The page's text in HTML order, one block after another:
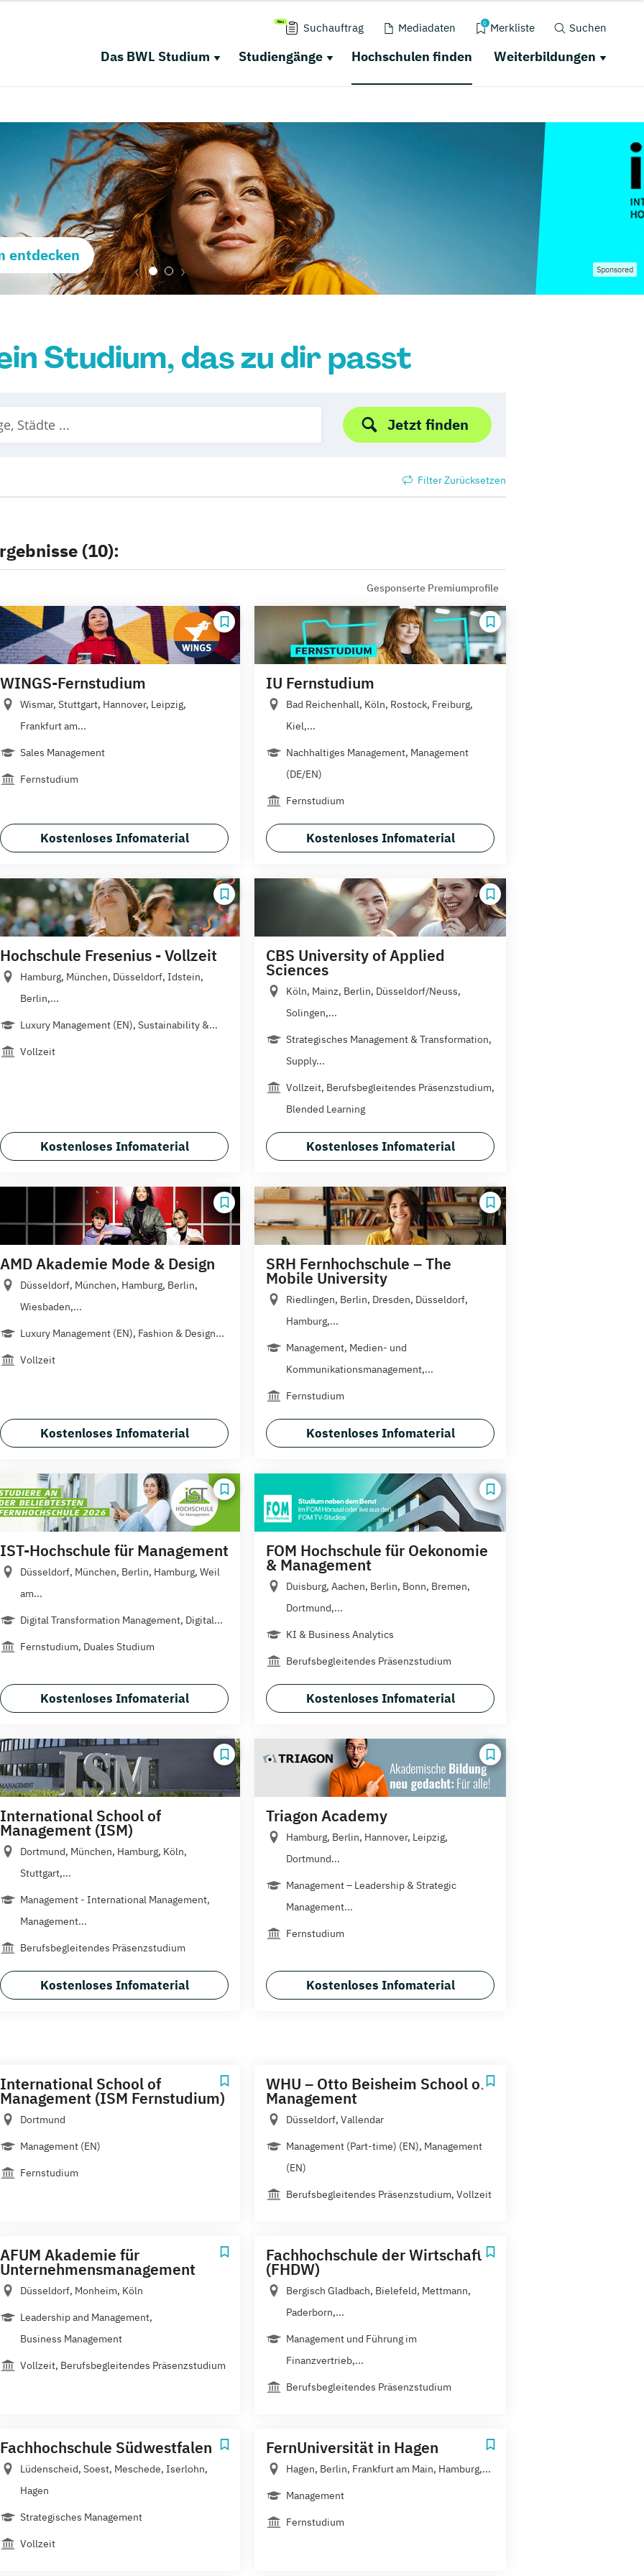
Suchauftrag Mediadaten 0 Merkliste Suchen
Das BWL Studium Studiengänge Hochschulen finden Weiterbildungen
entdecken
Sponsored
Studium, das zu dir passt
Jetzt finden
Filter Zurücksetzen
(10):
Gesponserte Premiumprofile
WINGS-Fernstudium
Wismar, Stuttgart, Hannover, Leipzig,
Frankfurt am...
Sales Management
Fernstudium
Kostenloses Infomaterial
IU Fernstudium
Bad Reichenhall, Köln, Rostock, Freiburg,
Kiel,...
Nachhaltiges Management, Management
(DE/EN)
Fernstudium
Kostenloses Infomaterial
Hochschule Fresenius - Vollzeit
Hamburg, München, Düsseldorf, Idstein,
Berlin,...
Luxury Management (EN), Sustainability &...
Vollzeit
Kostenloses Infomaterial
CBS University of Applied
Sciences
Köln, Mainz, Berlin, Düsseldorf/Neuss,
Solingen,...
Strategisches Management & Transformation,
Supply...
Vollzeit, Berufsbegleitendes Präsenzstudium,
Blended Learning
Kostenloses Infomaterial
AMD Akademie Mode & Design
Düsseldorf, München, Hamburg, Berlin,
Wiesbaden,...
Luxury Management (EN), Fashion & Design...
Vollzeit
Kostenloses Infomaterial
SRH Fernhochschule – The
Mobile University
Riedlingen, Berlin, Dresden, Düsseldorf,
Hamburg,...
Management, Medien- und
Kommunikationsmanagement,...
Fernstudium
Kostenloses Infomaterial
IST-Hochschule für Management
Düsseldorf, München, Berlin, Hamburg, Weil
am...
Digital Transformation Management, Digital...
Fernstudium, Duales Studium
Kostenloses Infomaterial
FOM Hochschule für Oekonomie
& Management
Duisburg, Aachen, Berlin, Bonn, Bremen,
Dortmund,...
KI & Business Analytics
Berufsbegleitendes Präsenzstudium
Kostenloses Infomaterial
International School of
Management (ISM)
Dortmund, München, Hamburg, Köln,
Stuttgart,...
Management - International Management,
Management...
Berufsbegleitendes Präsenzstudium
Kostenloses Infomaterial
Triagon Academy
Hamburg, Berlin, Hannover, Leipzig,
Dortmund...
Management – Leadership & Strategic
Management...
Fernstudium
Kostenloses Infomaterial
International School of
Management (ISM Fernstudium)
Dortmund
Management (EN)
Fernstudium
WHU – Otto Beisheim School of
Management
Düsseldorf, Vallendar
Management (Part-time) (EN), Management
(EN)
Berufsbegleitendes Präsenzstudium, Vollzeit
AFUM Akademie für
Unternehmensmanagement
Düsseldorf, Monheim, Köln
Leadership and Management,
Business Management
Vollzeit, Berufsbegleitendes Präsenzstudium
Fachhochschule der Wirtschaft
(FHDW)
Bergisch Gladbach, Bielefeld, Mettmann,
Paderborn,...
Management und Führung im
Finanzvertrieb,...
Berufsbegleitendes Präsenzstudium
Fachhochschule Südwestfalen
Lüdenscheid, Soest, Meschede, Iserlohn,
Hagen
Strategisches Management
Vollzeit
FernUniversität in Hagen
Hagen, Berlin, Frankfurt am Main, Hamburg,...
Management
Fernstudium